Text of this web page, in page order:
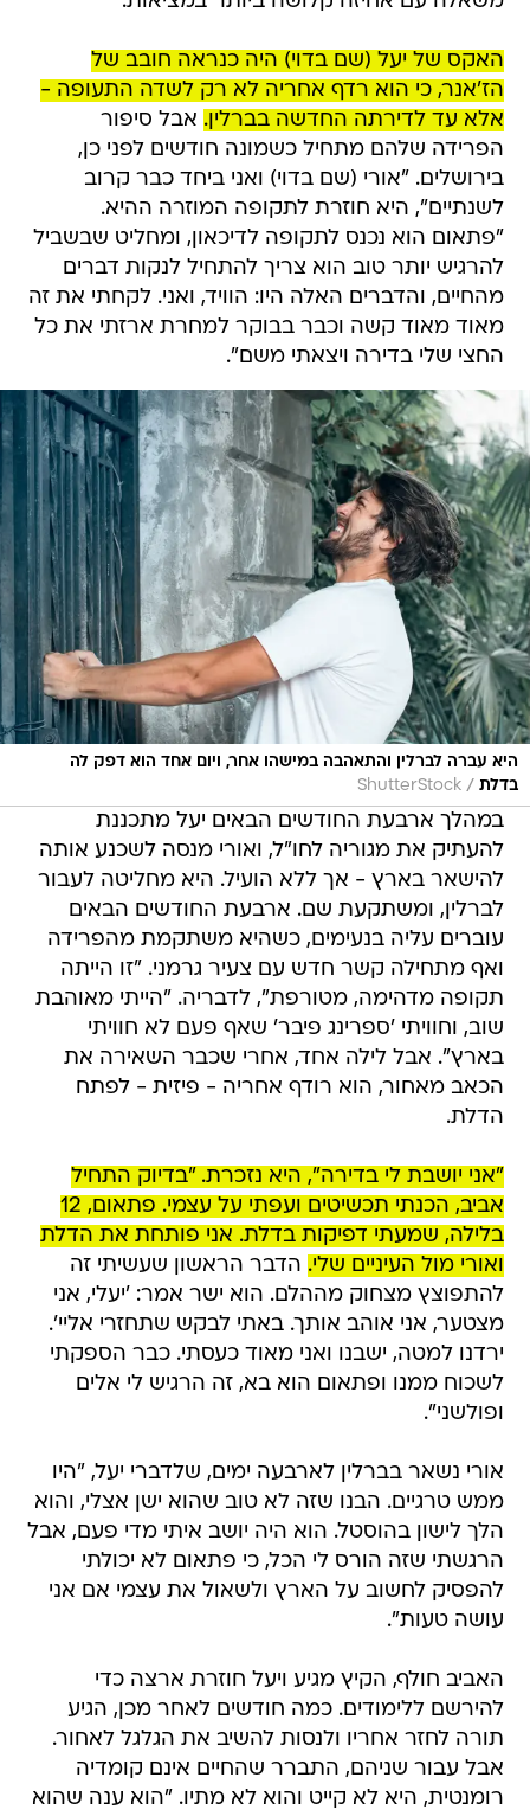
האקס של יעל (שם בדוי) היה כנראה חובב של
הז'אנר, כי הוא רדף אחריה לא רק לשדה התעופה -
אלא עד לדירתה החדשה בברלין. אבל סיפור
הפרידה שלהם מתחיל כשמונה חודשים לפני כן,
בירושלים. "אורי (שם בדוי) ואני ביחד כבר קרוב
לשנתיים", היא חוזרת לתקופה המוזרה ההיא.
"פתאום הוא נכנס לתקופה לדיכאון, ומחליט שבשביל
להרגיש יותר טוב הוא צריך להתחיל לנקות דברים
מהחיים, והדברים האלה היו: הוויד, ואני. לקחתי את זה
מאוד מאוד קשה וכבר בבוקר למחרת ארזתי את כל
החצי שלי בדירה ויצאתי משם".
היא עברה לברלין והתאהבה במישהו אחר, ויום אחד הוא דפק לה
בדלת /
ShutterStock
במהלך ארבעת החודשים הבאים יעל מתכננת
להעתיק את מגוריה לחו"ל, ואורי מנסה לשכנע אותה
להישאר בארץ - אך ללא הועיל. היא מחליטה לעבור
לברלין, ומשתקעת שם. ארבעת החודשים הבאים
עוברים עליה בנעימים, כשהיא משתקמת מהפרידה
ואף מתחילה קשר חדש עם צעיר גרמני. "זו הייתה
תקופה מדהימה, מטורפת", לדבריה. "הייתי מאוהבת
שוב, וחוויתי 'ספרינג פיבר' שאף פעם לא חוויתי
בארץ". אבל לילה אחד, אחרי שכבר השאירה את
הכאב מאחור, הוא רודף אחריה - פיזית - לפתח
הדלת.
"אני יושבת לי בדירה", היא נזכרת. "בדיוק התחיל
אביב, הכנתי תכשיטים ועפתי על עצמי. פתאום, 12
בלילה, שמעתי דפיקות בדלת. אני פותחת את הדלת
ואורי מול העיניים שלי. הדבר הראשון שעשיתי זה
להתפוצץ מצחוק מההלם. הוא ישר אמר: 'יעלי, אני
מצטער, אני אוהב אותך. באתי לבקש שתחזרי אליי'.
ירדנו למטה, ישבנו ואני מאוד כעסתי. כבר הספקתי
לשכוח ממנו ופתאום הוא בא, זה הרגיש לי אלים
ופולשני".
אורי נשאר בברלין לארבעה ימים, שלדברי יעל, "היו
ממש טרגיים. הבנו שזה לא טוב שהוא ישן אצלי, והוא
הלך לישון בהוסטל. הוא היה יושב איתי מדי פעם, אבל
הרגשתי שזה הורס לי הכל, כי פתאום לא יכולתי
להפסיק לחשוב על הארץ ולשאול את עצמי אם אני
עושה טעות".
האביב חולף, הקיץ מגיע ויעל חוזרת ארצה כדי
להירשם ללימודים. כמה חודשים לאחר מכן, הגיע
תורה לחזר אחריו ולנסות להשיב את הגלגל לאחור.
אבל עבור שניהם, התברר שהחיים אינם קומדיה
רומנטית, היא לא קייט והוא לא מתיו. "הוא ענה שהוא